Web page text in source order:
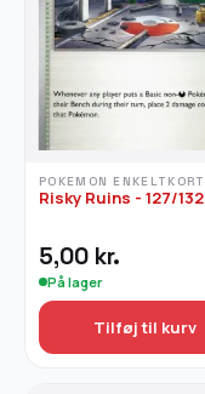
POKEMON ENKELTKORT
Risky Ruins - 127/132
5,00 kr.
På lager
Tilføj til kurv